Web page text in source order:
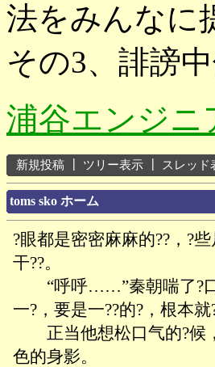
法をみんなに
その3、誹謗
浦谷エンジニ
新規投稿 ツリー表示 スレッド
toms sko ホーム
?眼都是密密麻麻的??，?
干??。
“呼呼……”秦朝喘了?口
一?，要是一??的?，根本就
正当他想松口气的?候
色的身影。